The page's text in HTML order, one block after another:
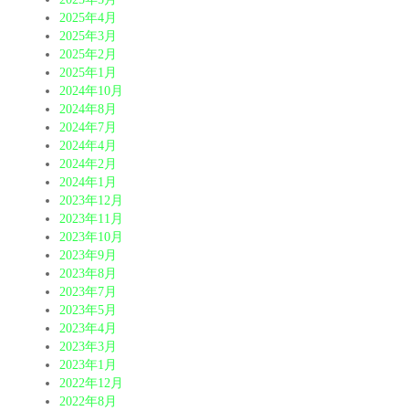
2025年4月
2025年3月
2025年2月
2025年1月
2024年10月
2024年8月
2024年7月
2024年4月
2024年2月
2024年1月
2023年12月
2023年11月
2023年10月
2023年9月
2023年8月
2023年7月
2023年5月
2023年4月
2023年3月
2023年1月
2022年12月
2022年8月